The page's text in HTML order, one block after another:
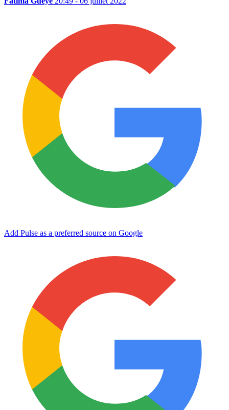
Add Pulse as a preferred source on Google